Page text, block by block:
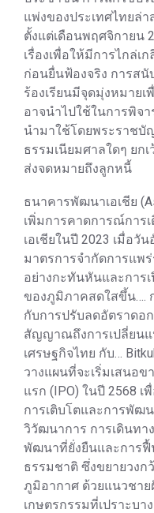
แพ่งของประเทศไทยล่
ตั้งแต่เดือนพฤศจิกายน
เรื่องเพื่อให้มีการไกล่เ
ก่อนยื่นฟ้องจริง การสนั
ร้องเรียนมีจุดมุ่งหมาย
อาจนำไปใช้ในการพิ
นำมาใช้โดยพระราชบั
ธรรมเนียมศาลใดๆ ยก
ส่งจดหมายถึงลูกหนี้
ธนาคารพัฒนาเอเชีย
เพิ่มการคาดการณ์การ
เอเชียในปี 2023 เมื่อวั
มาตรการจำกัดการแพ
อย่างกะทันหันและการ
ของภูมิภาคสดใสขึ้น….
กับการปรับลดอัตราดอ
สัญญาณถึงการเปลี่ยนแ
เศรษฐกิจไทย กับ…
วางแผนที่จะเริ่มเสนอ
แรก (IPO) ในปี 2568
การเติบโตและการพัฒ
วิวัฒนาการ การเดินทา
พัฒนาที่ยั่งยืนและการฟื้
ธรรมชาติ ซึ่งขยายวงก
ภูมิอากาศ ด้วยแนวชา
เกษตรกรรมที่เปราะบา